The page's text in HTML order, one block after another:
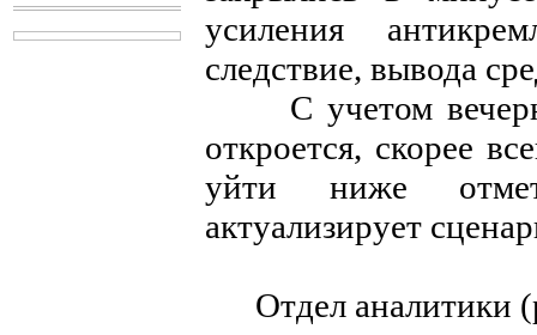
усиления
следствие, вывода
С учетом
откроется, скорее
уйти ниже
актуализирует
Отдел аналитики